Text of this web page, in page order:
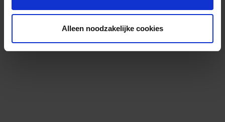
Alleen noodzakelijke cookies